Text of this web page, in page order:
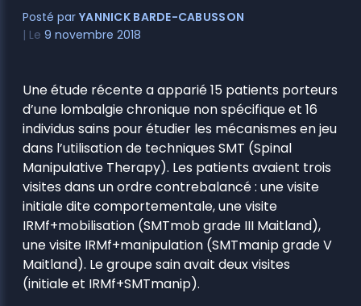
YANNICK BARDE-CABUSSON
9 novembre 2018
Une étude récente a apparié 15 patients porteurs
d’une lombalgie chronique non spécifique et 16
individus sains pour étudier les mécanismes en jeu
dans l’utilisation de techniques SMT (Spinal
Manipulative Therapy). Les patients avaient trois
visites dans un ordre contrebalancé : une visite
initiale dite comportementale, une visite
IRMf+mobilisation (SMTmob grade III Maitland),
une visite IRMf+manipulation (SMTmanip grade V
Maitland). Le groupe sain avait deux visites
(initiale et IRMf+SMTmanip).